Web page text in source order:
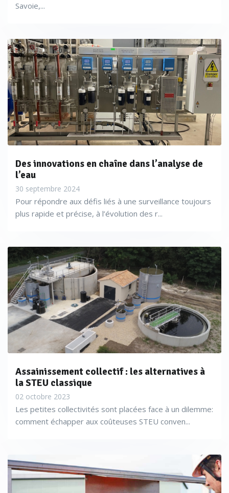
Savoie,...
Des innovations en chaîne dans l’analyse de
l’eau
30 septembre 2024
Pour répondre aux défis liés à une surveillance toujours
plus rapide et précise, à l’évolution des r...
Assainissement collectif : les alternatives à
la STEU classique
02 octobre 2023
Les petites collectivités sont placées face à un dilemme:
comment échapper aux coûteuses STEU conven...